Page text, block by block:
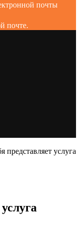
почты
почте.
представляет услуга